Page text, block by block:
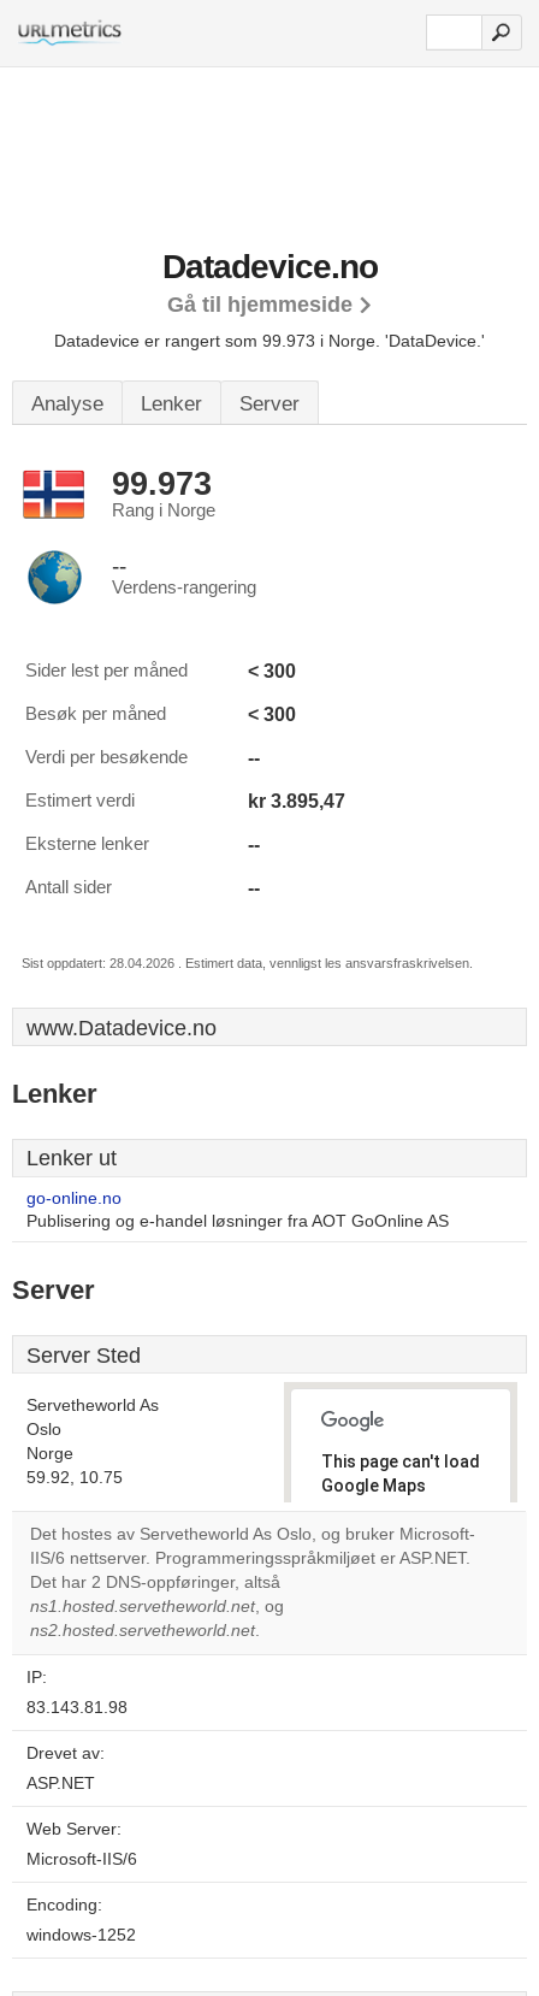
Datadevice.no
Gå til hjemmeside
Datadevice er rangert som 99.973 i Norge. 'DataDevice.'
Analyse Lenker Server
99.973
Rang i Norge
--
Verdens-rangering
Sider lest per måned < 300
Besøk per måned < 300
Verdi per besøkende --
Estimert verdi kr 3.895,47
Eksterne lenker --
Antall sider --
Sist oppdatert: 28.04.2026 . Estimert data, vennligst les ansvarsfraskrivelsen.
www.Datadevice.no
Lenker
Lenker ut
go-online.no
Publisering og e-handel løsninger fra AOT GoOnline AS
Server
Server Sted
Servetheworld As
Oslo
Norge
59.92, 10.75
This page can't load
Google Maps
correctly.
Do you
Det hostes av Servetheworld As Oslo, og bruker Microsoft-
IIS/6 nettserver. Programmeringsspråkmiljøet er ASP.NET.
Det har 2 DNS-oppføringer, altså
ns1.hosted.servetheworld.net, og
ns2.hosted.servetheworld.net.
IP:
83.143.81.98
Drevet av:
ASP.NET
Web Server:
Microsoft-IIS/6
Encoding:
windows-1252